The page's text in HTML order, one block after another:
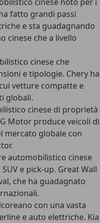
fatto grandi passi
e sta guadagnando
cinese che a livello
cinese che
e tipologie. Chery ha
vetture compatte e
globali.
cinese di proprietà
Motor produce veicoli di
mercato globale con
automobilistico cinese
e pick-up. Great Wall
che ha guadagnato
con una vasta
e auto elettriche. Kia